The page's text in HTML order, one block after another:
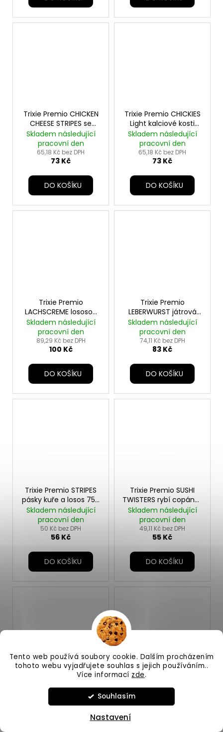
Tento web používá soubory cookie. Dalším procházením
tohoto webu vyjadřujete souhlas s jejich používáním..
Více informací zde.
Souhlasím
Nastavení
Trixie Premio CHICKEN
CHEESE STRIPES se
sýrem 100g TR
Skladem následující
pracovní den
65,18 Kč bez DPH
73 Kč
DO KOŠÍKU
Trixie Premio CHICKIES
Light kalciové kosti
100g TR
Skladem následující
pracovní den
65,18 Kč bez DPH
73 Kč
DO KOŠÍKU
Trixie Premio
LACHSCREME lososov
pašt. pro psy 110g TR
Skladem následující
pracovní den
89,29 Kč bez DPH
100 Kč
DO KOŠÍKU
Trixie Premio
LEBERWURST játrová
pašt. pro psy 110g TR
Skladem následující
pracovní den
74,11 Kč bez DPH
83 Kč
DO KOŠÍKU
Trixie Premio STRIPES
pásky kuře a losos 75g
TR
Skladem následující
pracovní den
50 Kč bez DPH
56 Kč
DO KOŠÍKU
Trixie Premio SUSHI
TWISTERS rybí copánky
60g TR
Skladem následující
pracovní den
49,11 Kč bez DPH
55 Kč
DO KOŠÍKU
Trixie Premio Tuna
Rolls s
tuňákem/kuřecím
kočka 50g
Skladem následující
pracovní den
Trixie Premio Tuna
Sandwiches
tuňák/kuřecí kočka
50g
Skladem následující
pracovní den